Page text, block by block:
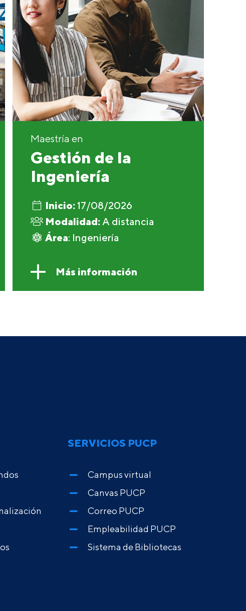
Maestría en
Gestión de la
Ingeniería
Inicio:17/08/2026
Modalidad:A distancia
Área: Ingeniería
Más información
SERVICIOS PUCP
Campus virtual
Canvas PUCP
Correo PUCP
Empleabilidad PUCP
Sistema de Bibliotecas